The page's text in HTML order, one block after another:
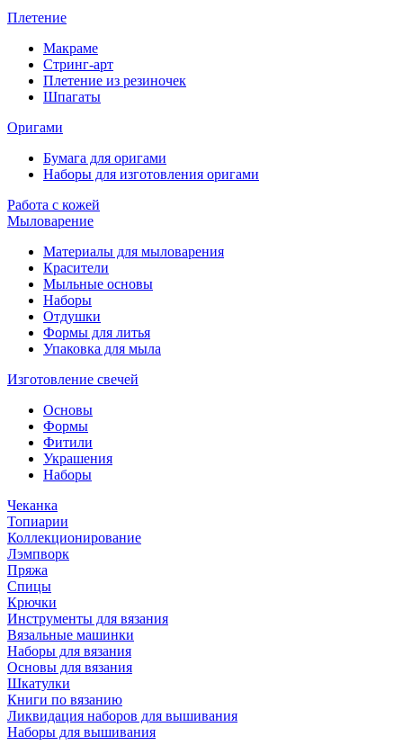
Плетение
Макраме
Стринг-арт
Плетение из резиночек
Шпагаты
Оригами
Бумага для оригами
Наборы для изготовления оригами
Работа с кожей
Мыловарение
Материалы для мыловарения
Красители
Мыльные основы
Наборы
Отдушки
Формы для литья
Упаковка для мыла
Изготовление свечей
Основы
Формы
Фитили
Украшения
Наборы
Чеканка
Топиарии
Коллекционирование
Лэмпворк
Пряжа
Спицы
Крючки
Инструменты для вязания
Вязальные машинки
Наборы для вязания
Основы для вязания
Шкатулки
Книги по вязанию
Ликвидация наборов для вышивания
Наборы для вышивания